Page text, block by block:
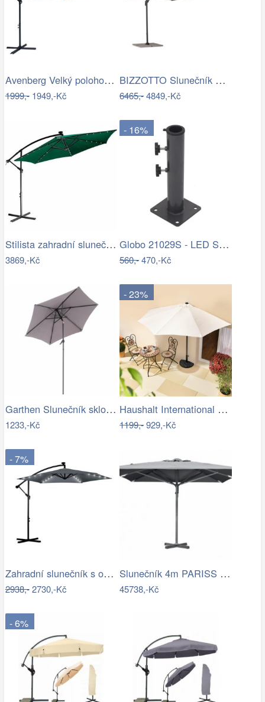
Avenberg Velký polohovatelný slunečník…
1999,-1949,-Kč
BIZZOTTO Slunečník SIVIGLIA taupe 3x3m
6465,-4849,-Kč
Stilista zahradní slunečník 350 cm…
3869,-Kč
- 16%
Globo 21029S - LED Stm. nab. dot.…
560,-470,-Kč
Garthen Slunečník sklopný s kličkou,…
1233,-Kč
- 23%
Haushalt International Slunečník…
1199,-929,-Kč
- 7%
Zahradní slunečník s osvětlením PL-882,…
2938,-2730,-Kč
Slunečník 4m PARISS - GD
45738,-Kč
- 6%